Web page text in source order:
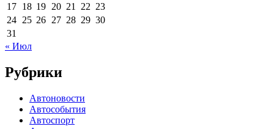
17 18 19 20 21 22 23
24 25 26 27 28 29 30
31
« Июл
Рубрики
Автоновости
Автособытия
Автоспорт